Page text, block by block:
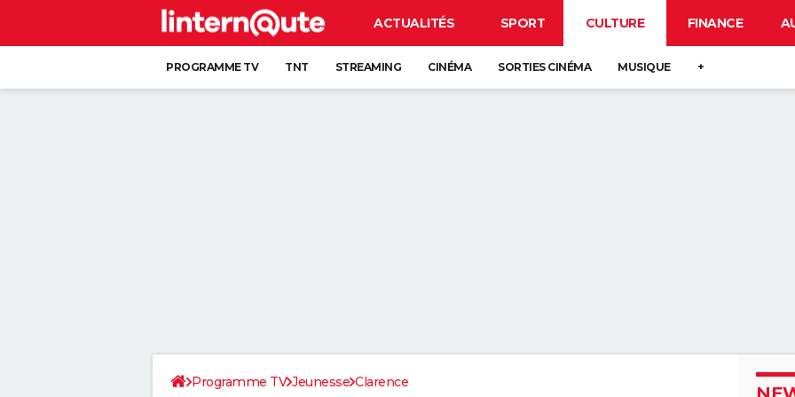
ACTUALITÉS SPORT CULTURE FINANCE
PROGRAMME TV TNT STREAMING CINÉMA SORTIES CINÉMA MUSIQUE +
Programme TV Jeunesse Clarence